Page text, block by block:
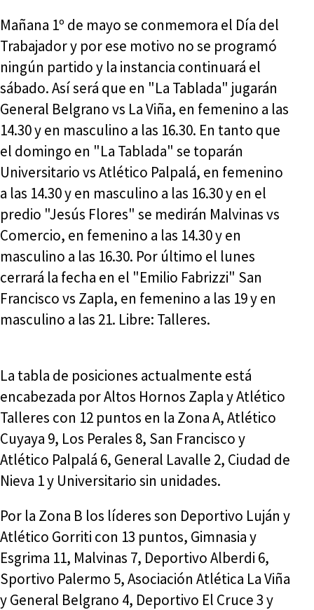
Mañana 1º de mayo se conmemora el Día del
Trabajador y por ese motivo no se programó
ningún partido y la instancia continuará el
sábado. Así será que en "La Tablada" jugarán
General Belgrano vs La Viña, en femenino a las
14.30 y en masculino a las 16.30. En tanto que
el domingo en "La Tablada" se toparán
Universitario vs Atlético Palpalá, en femenino
a las 14.30 y en masculino a las 16.30 y en el
predio "Jesús Flores" se medirán Malvinas vs
Comercio, en femenino a las 14.30 y en
masculino a las 16.30. Por último el lunes
cerrará la fecha en el "Emilio Fabrizzi" San
Francisco vs Zapla, en femenino a las 19 y en
masculino a las 21. Libre: Talleres.
La tabla de posiciones actualmente está
encabezada por Altos Hornos Zapla y Atlético
Talleres con 12 puntos en la Zona A, Atlético
Cuyaya 9, Los Perales 8, San Francisco y
Atlético Palpalá 6, General Lavalle 2, Ciudad de
Nieva 1 y Universitario sin unidades.
Por la Zona B los líderes son Deportivo Luján y
Atlético Gorriti con 13 puntos, Gimnasia y
Esgrima 11, Malvinas 7, Deportivo Alberdi 6,
Sportivo Palermo 5, Asociación Atlética La Viña
y General Belgrano 4, Deportivo El Cruce 3 y